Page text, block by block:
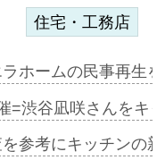
住宅・工務店
ホームの民事再
=渋谷凪咲さんを
参考にキッチン